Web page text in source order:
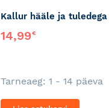
Kallur hääle ja tuledega
14,99€
Tarneaeg: 1 - 14 päeva